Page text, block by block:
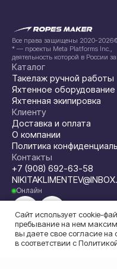
Все права защищены 2020-
* — проекты Meta Platforms Inc.,
деятельность которой в России
Каталог
Такелаж ручной работы
Яхтенное оборудование
Яхтенная экипировка
Клиенту
Доставка и оплата
О компании
Политика
Контакты
+7 (908) 692-63-58
Онлайн
Сайт использует cookie-
пребывание на нем
вы даете свое согласие на
в соответствии с